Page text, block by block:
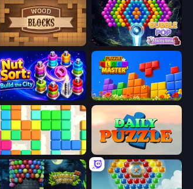
Wood Blocks Bubble Pop Fairyland
Nut Sort: Build the City Puzzle Block Master
Blocks